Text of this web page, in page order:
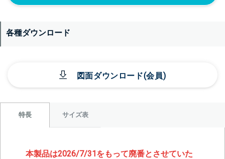
各種ダウンロード
図面ダウンロード(会員)
特長 サイズ表
本製品は2026/7/31をもって廃番とさせていた